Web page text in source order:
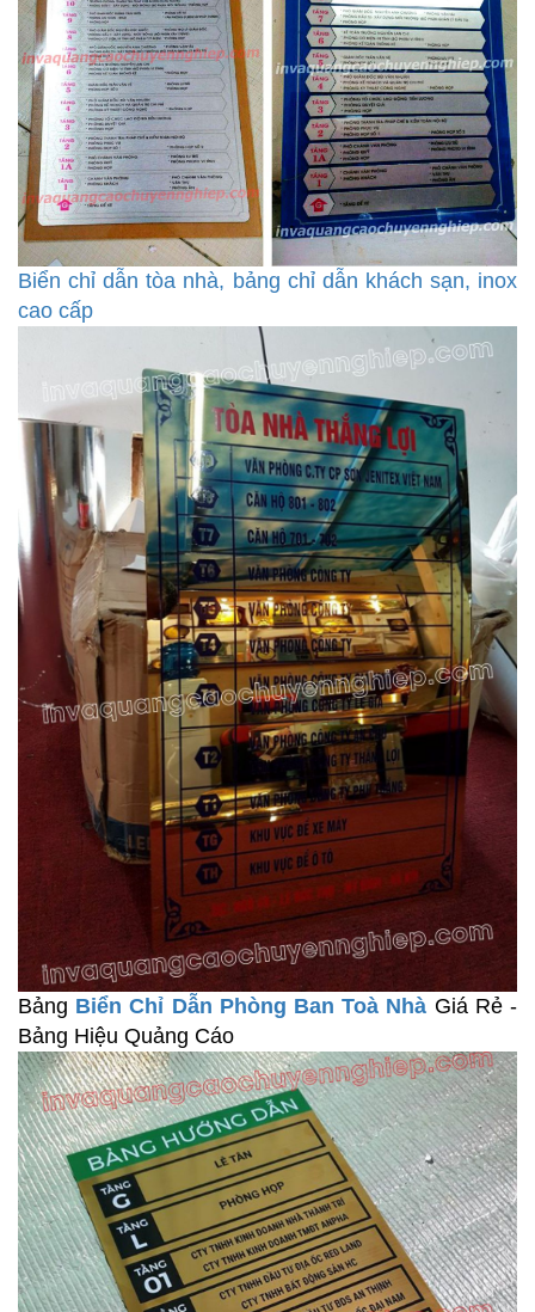
Biển chỉ dẫn tòa nhà, bảng chỉ dẫn khách sạn, inox
cao cấp
Bảng Biển Chỉ Dẫn Phòng Ban Toà Nhà Giá Rẻ -
Bảng Hiệu Quảng Cáo